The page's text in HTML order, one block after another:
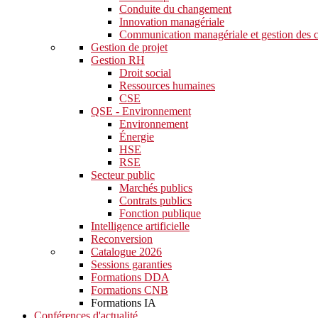
Conduite du changement
Innovation managériale
Communication managériale et gestion des
Gestion de projet
Gestion RH
Droit social
Ressources humaines
CSE
QSE - Environnement
Environnement
Énergie
HSE
RSE
Secteur public
Marchés publics
Contrats publics
Fonction publique
Intelligence artificielle
Reconversion
Catalogue 2026
Sessions garanties
Formations DDA
Formations CNB
Formations IA
Conférences d'actualité